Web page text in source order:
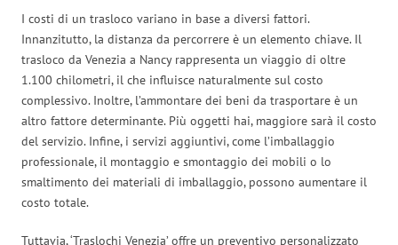
I costi di un trasloco variano in base a diversi fattori.
Innanzitutto, la distanza da percorrere è un elemento chiave. Il
trasloco da Venezia a Nancy rappresenta un viaggio di oltre
1.100 chilometri, il che influisce naturalmente sul costo
complessivo. Inoltre, l’ammontare dei beni da trasportare è un
altro fattore determinante. Più oggetti hai, maggiore sarà il costo
del servizio. Infine, i servizi aggiuntivi, come l’imballaggio
professionale, il montaggio e smontaggio dei mobili o lo
smaltimento dei materiali di imballaggio, possono aumentare il
costo totale.
Tuttavia, ‘Traslochi Venezia’ offre un preventivo personalizzato